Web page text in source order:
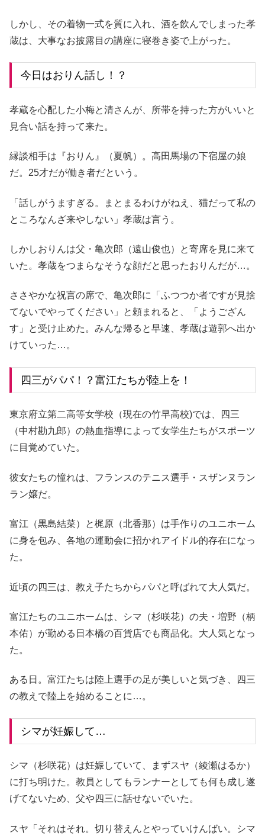
しかし、その着物一式を質に入れ、酒を飲んでしまった孝
蔵は、大事なお披露目の講座に寝巻き姿で上がった。
今日はおりん話し！？
孝蔵を心配した小梅と清さんが、所帯を持った方がいいと
見合い話を持って来た。
縁談相手は『おりん』（夏帆）。高田馬場の下宿屋の娘
だ。25才だが働き者だという。
「話しがうますぎる。まとまるわけがねえ、猫だって私の
ところなんざ来やしない」孝蔵は言う。
しかしおりんは父・亀次郎（遠山俊也）と寄席を見に来て
いた。孝蔵をつまらなそうな顔だと思ったおりんだが…。
ささやかな祝言の席で、亀次郎に「ふつつか者ですが見捨
てないでやってください」と頼まれると、「ようござん
す」と受け止めた。みんな帰ると早速、孝蔵は遊郭へ出か
けていった…。
四三がパパ！？富江たちが陸上を！
東京府立第二高等女学校（現在の竹早高校)では、四三
（中村勘九郎）の熱血指導によって女学生たちがスポーツ
に目覚めていた。
彼女たちの憧れは、フランスのテニス選手・スザンヌラン
ラン嬢だ。
富江（黒島結菜）と梶原（北香那）は手作りのユニホーム
に身を包み、各地の運動会に招かれアイドル的存在になっ
た。
近頃の四三は、教え子たちからパパと呼ばれて大人気だ。
富江たちのユニホームは、シマ（杉咲花）の夫・増野（柄
本佑）が勤める日本橋の百貨店でも商品化。大人気となっ
た。
ある日。富江たちは陸上選手の足が美しいと気づき、四三
の教えで陸上を始めることに…。
シマが妊娠して…
シマ（杉咲花）は妊娠していて、まずスヤ（綾瀬はるか）
に打ち明けた。教員としてもランナーとしても何も成し遂
げてないため、父や四三に話せないでいた。
スヤ「それはそれ。切り替えんとやっていけんばい。シマ